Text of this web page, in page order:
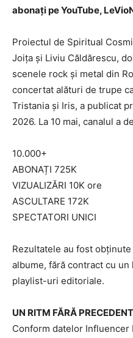
abonați pe YouTube,
Proiectul de Spiritual
Joița și Liviu Căldărescu,
scenele rock și metal din
concertat alături de trupe
Tristania și Iris, a publicat
2026. La 10 mai, canalul a
10.000+
ABONAȚI 725K
VIZUALIZĂRI 10K ore
ASCULTARE 172K
SPECTATORI UNICI
Rezultatele au fost
albume, fără contract cu un
playlist-uri editoriale.
UN RITM FĂRĂ PRECEDENT
Conform datelor Influencer